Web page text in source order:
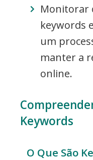
Monitorar
keywords
um
manter a
online.
Keywords
O Que São